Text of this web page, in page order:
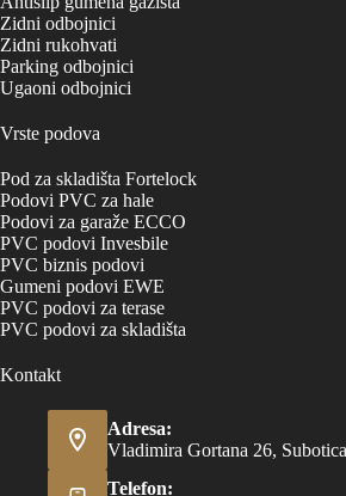
Zidni odbojnici
Zidni rukohvati
Parking odbojnici
Ugaoni odbojnici
Vrste podova
Pod za skladišta Fortelock
Podovi PVC za hale
Podovi za garaže ECCO
PVC podovi Invesbile
PVC biznis podovi
Gumeni podovi EWE
PVC podovi za terase
PVC podovi za skladišta
Kontakt
Adresa:
Vladimira Gortana 26, Subotica
Telefon: